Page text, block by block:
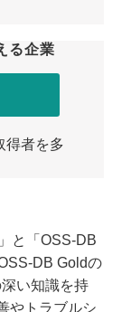
る企業
得者を多
と「OSS-DB
DB Goldの
い知識を持
やトラブルシ